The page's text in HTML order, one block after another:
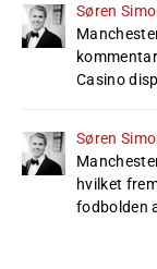
Søren
Casino
Søren
hvilket
fodbolden